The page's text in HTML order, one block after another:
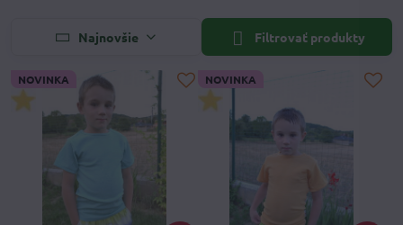
Najnovšie Filtrovať produkty
NOVINKA NOVINKA